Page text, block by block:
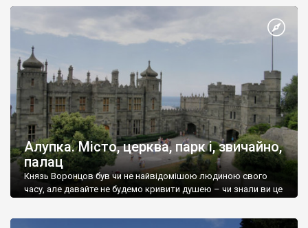
Алупка. Місто, церква, парк і, звичайно,
палац
Князь Воронцов був чи не найвідомішою людиною свого
часу, але давайте не будемо кривити душею – чи знали ви це